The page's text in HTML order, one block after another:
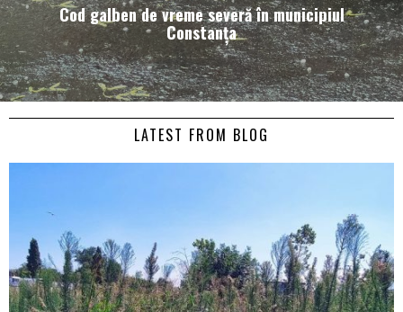
Cod galben de vreme severă în municipiul
Constanța
LATEST FROM BLOG